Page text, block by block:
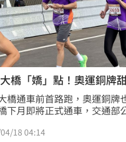
橋「嬌」點！奧運銅牌
橋通車前首路跑，奧運銅牌
下月即將正式通車，交通部
，吸引全台5000人報名首跑
18 04:14